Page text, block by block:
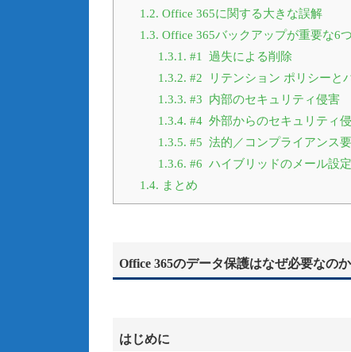
1.2. Office 365に関する大きな誤解
1.3. Office 365バックアップが重要な6
1.3.1. #1 過失による削除
1.3.2. #2 リテンション ポリシーと
1.3.3. #3 内部のセキュリティ侵害
1.3.4. #4 外部からのセキュリティ
1.3.5. #5 法的／コンプライアンス
1.3.6. #6 ハイブリッドのメール設
1.4. まとめ
Office 365のデータ保護はなぜ必要なのか
はじめに